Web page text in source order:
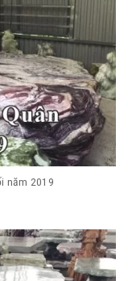
năm 2019